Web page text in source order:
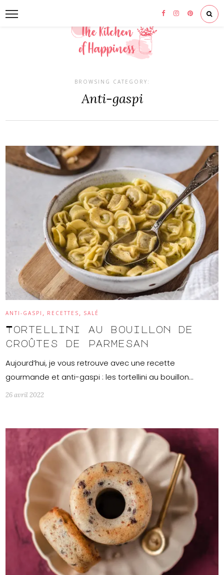
BROWSING CATEGORY:
Anti-gaspi
ANTI-GASPI , RECETTES , SALÉ
Tortellini au bouillon de
croûtes de parmesan
Aujourd’hui, je vous retrouve avec une recette
gourmande et anti-gaspi : les tortellini au bouillon…
26 avril 2022